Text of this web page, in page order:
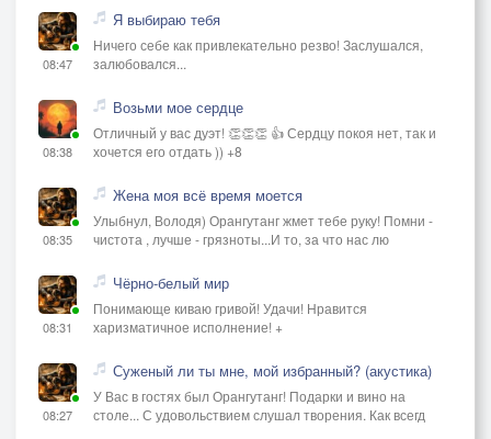
08:47
Я выбираю тебя
Ничего себе как привлекательно резво! Заслушался,
залюбовался...
08:38
Возьми мое сердце
Отличный у вас дуэт! 👏👏👏 👍 Сердцу покоя нет, так и
хочется его отдать )) +8
08:35
Жена моя всё время моется
Улыбнул, Володя) Орангутанг жмет тебе руку! Помни -
чистота , лучше - грязноты...И то, за что нас лю
08:31
Чёрно-белый мир
Понимающе киваю гривой! Удачи! Нравится
харизматичное исполнение! +
08:27
Суженый ли ты мне, мой избранный? (акустика)
У Вас в гостях был Орангутанг! Подарки и вино на
столе... С удовольствием слушал творения. Как всегд